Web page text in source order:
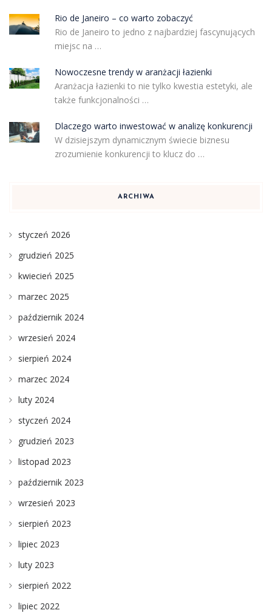
Rio de Janeiro – co warto zobaczyć
Rio de Janeiro to jedno z najbardziej fascynujących
miejsc na …
Nowoczesne trendy w aranżacji łazienki
Aranżacja łazienki to nie tylko kwestia estetyki, ale
także funkcjonalności …
Dlaczego warto inwestować w analizę konkurencji
W dzisiejszym dynamicznym świecie biznesu
zrozumienie konkurencji to klucz do …
ARCHIWA
styczeń 2026
grudzień 2025
kwiecień 2025
marzec 2025
październik 2024
wrzesień 2024
sierpień 2024
marzec 2024
luty 2024
styczeń 2024
grudzień 2023
listopad 2023
październik 2023
wrzesień 2023
sierpień 2023
lipiec 2023
luty 2023
sierpień 2022
lipiec 2022